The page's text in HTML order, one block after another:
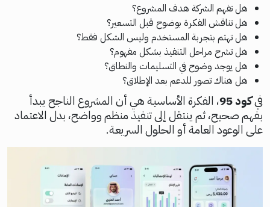
هل تفهم الشركة هدف المشروع؟
هل تناقش الفكرة بوضوح قبل التسعير؟
هل تهتم بتجربة المستخدم وليس الشكل فقط؟
هل تشرح مراحل التنفيذ بشكل مفهوم؟
هل يوجد وضوح في التسليمات والنطاق؟
هل هناك تصور للدعم بعد الإطلاق؟
فيكود 95
، الفكرة الأساسية هي أن المشروع الناجح يبدأ
بفهم صحيح، ثم ينتقل إلى تنفيذ منظم وواضح، بدل الاعتماد
على الوعود العامة أو الحلول السريعة.